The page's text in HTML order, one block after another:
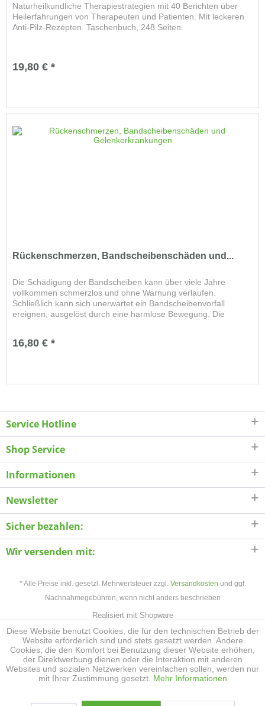
Naturheilkundliche Therapiestrategien mit 40 Berichten über
Heilerfahrungen von Therapeuten und Patienten. Mit leckeren
Anti-Pilz-Rezepten. Taschenbuch, 248 Seiten.
19,80 € *
Rückenschmerzen, Bandscheibenschäden und...
Die Schädigung der Bandscheiben kann über viele Jahre
vollkommen schmerzlos und ohne Warnung verlaufen.
Schließlich kann sich unerwartet ein Bandscheibenvorfall
ereignen, ausgelöst durch eine harmlose Bewegung. Die
16,80 € *
Service Hotline
Shop Service
Informationen
Newsletter
Sicher bezahlen:
Wir versenden mit:
* Alle Preise inkl. gesetzl. Mehrwertsteuer zzgl. Versandkosten und ggf.
Nachnahmegebühren, wenn nicht anders beschrieben
Realisiert mit Shopware
Diese Website benutzt Cookies, die für den technischen Betrieb der
Website erforderlich sind und stets gesetzt werden. Andere
Cookies, die den Komfort bei Benutzung dieser Website erhöhen,
der Direktwerbung dienen oder die Interaktion mit anderen
Websites und sozialen Netzwerken vereinfachen sollen, werden nur
mit Ihrer Zustimmung gesetzt. Mehr Informationen